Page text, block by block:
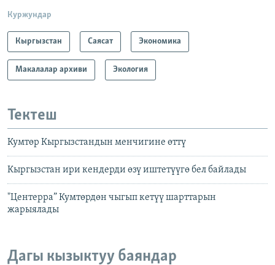
Куржундар
Кыргызстан Саясат Экономика
Макалалар архиви Экология
Тектеш
Кумтөр Кыргызстандын менчигине өттү
Кыргызстан ири кендерди өзү иштетүүгө бел байлады
"Центерра” Кумтөрдөн чыгып кетүү шарттарын
жарыялады
Дагы кызыктуу баяндар